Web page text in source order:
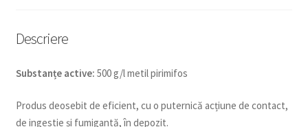
Descriere
Substanțe active: 500 g/l metil pirimifos
Produs deosebit de eficient, cu o puternică acțiune de contact,
de ingestie și fumigantă, în depozit.